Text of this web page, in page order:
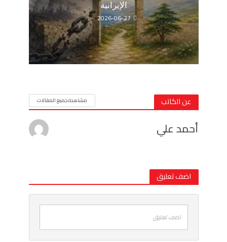
الإيرانية
2026-06-27
عن الكاتب مشاهدة جميع المقالات
أحمد علي
اضف تعليق
اضف تعليق